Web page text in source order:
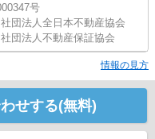
号
社団法人全日本不動産協会
社団法人不動産保証協会
情報の見方
せする(無料)